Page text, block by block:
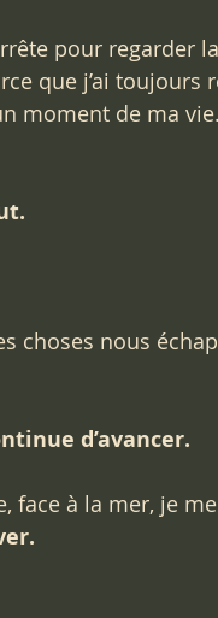
pour regarder
que j’ai toujours
moment de ma
choses nous
d’avancer.
à la mer, je